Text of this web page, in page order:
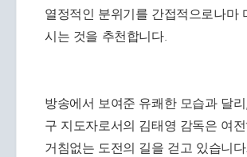
열정적인 분위기를 간접적으로나마
시는 것을 추천합니다.
방송에서 보여준 유쾌한 모습과 달
구 지도자로서의 김태영 감독은 여
거침없는 도전의 길을 걷고 있습니